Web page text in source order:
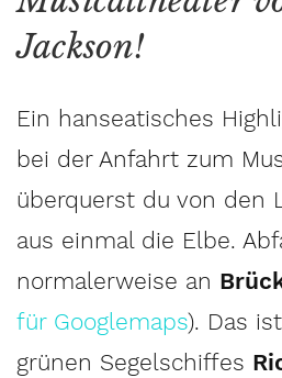
Jackson!
Ein hanseatisches
bei der Anfahrt zum
überquerst du von den
aus einmal die Elbe.
normalerweise an
für Googlemaps). Das
grünen Segelschiffes